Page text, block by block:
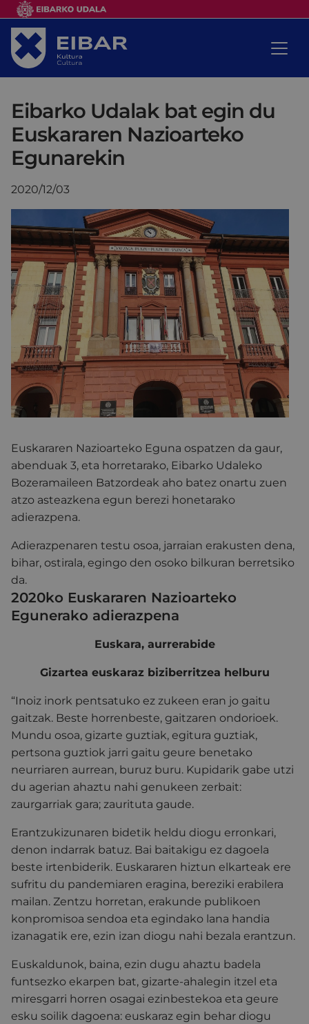
Eibarko Udalak bat egin du
Euskararen Nazioarteko
Egunarekin
2020/12/03
Euskararen Nazioarteko Eguna ospatzen da gaur,
abenduak 3, eta horretarako, Eibarko Udaleko
Bozeramaileen Batzordeak aho batez onartu zuen
atzo asteazkena egun berezi honetarako
adierazpena.
Adierazpenaren testu osoa, jarraian erakusten dena,
bihar, ostirala, egingo den osoko bilkuran berretsiko
da.
2020ko Euskararen Nazioarteko
Egunerako adierazpena
Euskara, aurrerabide
Gizartea euskaraz biziberritzea helburu
“Inoiz inork pentsatuko ez zukeen eran jo gaitu
gaitzak. Beste horrenbeste, gaitzaren ondorioek.
Mundu osoa, gizarte guztiak, egitura guztiak,
pertsona guztiok jarri gaitu geure benetako
neurriaren aurrean, buruz buru. Kupidarik gabe utzi
du agerian ahaztu nahi genukeen zerbait:
zaurgarriak gara; zaurituta gaude.
Erantzukizunaren bidetik heldu diogu erronkari,
denon indarrak batuz. Bai baitakigu ez dagoela
beste irtenbiderik. Euskararen hiztun elkarteak ere
sufritu du pandemiaren eragina, bereziki erabilera
mailan. Zentzu horretan, erakunde publikoen
konpromisoa sendoa eta egindako lana handia
izanagatik ere, ezin izan diogu nahi bezala erantzun.
Euskaldunok, baina, ezin dugu ahaztu badela
funtsezko ekarpen bat, gizarte-ahalegin itzel eta
miresgarri horren osagai ezinbestekoa eta geure
esku soilik dagoena: euskaraz egin behar diogu